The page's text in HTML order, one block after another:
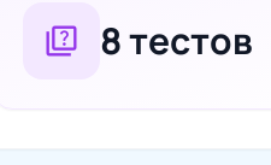
quiz 8 тестов